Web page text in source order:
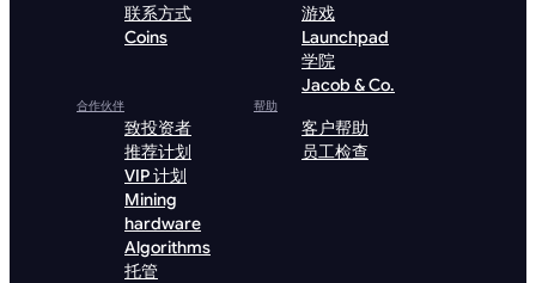
联系方式
Coins
游戏
Launchpad
学院
Jacob & Co.
合作伙伴
致投资者
推荐计划
VIP 计划
Mining
hardware
Algorithms
托管
帮助
客户帮助
员工检查